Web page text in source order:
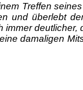
Treffen
und überlebt
deutlicher,
damaligen